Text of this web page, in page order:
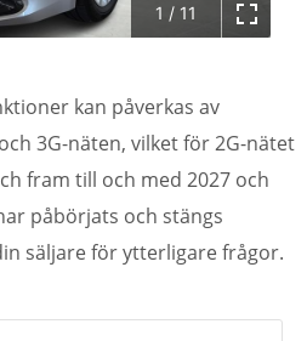
1 / 11
kan påverkas av
3G-näten, vilket för 2G-nätet
fram till och med 2027 och
påbörjats och stängs
säljare för ytterligare frågor.